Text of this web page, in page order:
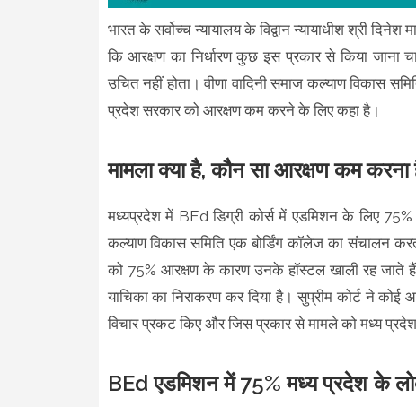
भारत के सर्वोच्च न्यायालय के विद्वान न्यायाधीश श्री
कि आरक्षण का निर्धारण कुछ इस प्रकार से किया जाना
उचित नहीं होता। वीणा वादिनी समाज कल्याण विकास
प्रदेश सरकार को आरक्षण कम करने के लिए कहा है।
मामला क्या है, कौन सा आरक्षण कम करना
मध्यप्रदेश में BEd डिग्री कोर्स में एडमिशन के लिए 75%
कल्याण विकास समिति एक बोर्डिंग कॉलेज का संचालन
को 75% आरक्षण के कारण उनके हॉस्टल खाली रह जाते
याचिका का निराकरण कर दिया है। सुप्रीम कोर्ट ने कोई
विचार प्रकट किए और जिस प्रकार से मामले को मध्य
BEd एडमिशन में 75% मध्य प्रदेश के